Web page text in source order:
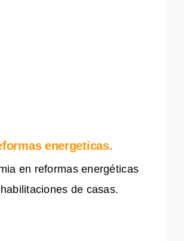
energeticas.
en reformas energéticas
de casas.